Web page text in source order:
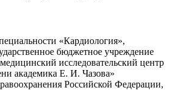
«Кардиология»,
бюджетное учреждение
исследовательский центр
академика Е. И. Чазова»
Российской Федерации,